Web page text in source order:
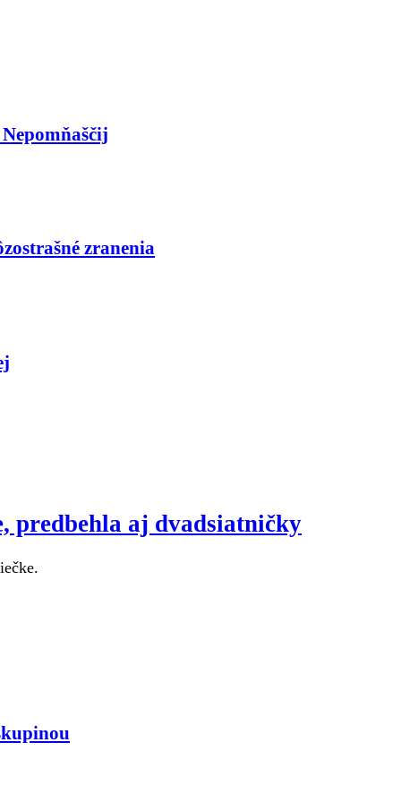
zranenia
predbehla aj dvadsiatničky